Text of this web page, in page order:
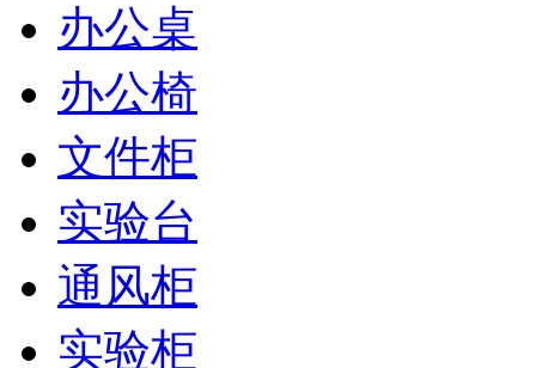
办公桌
办公椅
文件柜
实验台
通风柜
实验柜